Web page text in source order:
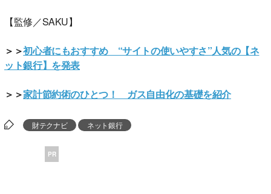
【監修／SAKU】
＞＞初心者にもおすすめ “サイトの使いやすさ”人気の【ネ
ット銀行】を発表
＞＞家計節約術のひとつ！ ガス自由化の基礎を紹介
財テクナビ ネット銀行
PR